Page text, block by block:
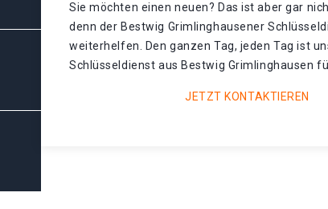
Sie möchten einen neuen? Das ist aber gar
denn der Bestwig Grimlinghausener
weiterhelfen. Den ganzen Tag, jeden Tag ist
Schlüsseldienst aus Bestwig Grimlinghausen
JETZT KONTAKTIEREN